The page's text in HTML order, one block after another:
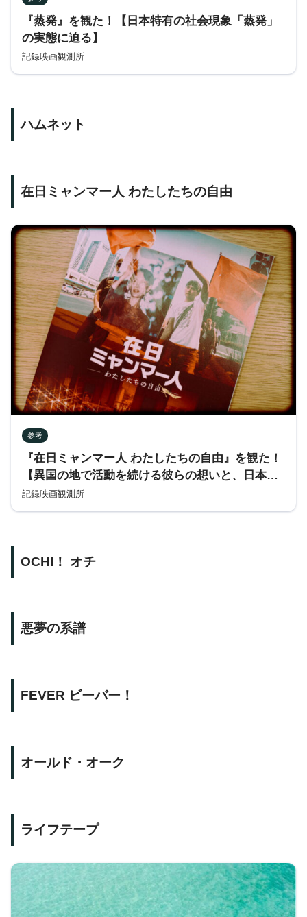
『蒸発』を観た！【日本特有の社会現象「蒸発」
の実態に迫る】
記録映画観測所
ハムネット
在日ミャンマー人 わたしたちの自由
参考
『在日ミャンマー人 わたしたちの自由』を観た！
【異国の地で活動を続ける彼らの想いと、日本の
責任を知る】
記録映画観測所
OCHI！ オチ
悪夢の系譜
FEVER ビーバー！
オールド・オーク
ライフテープ